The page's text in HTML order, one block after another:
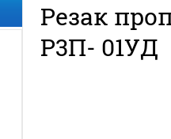
Резак
Р3П- 01УД